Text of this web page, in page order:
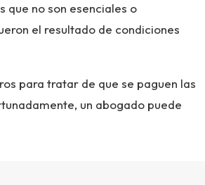
no son esenciales o
el resultado de condiciones
para tratar de que se paguen las
un abogado puede